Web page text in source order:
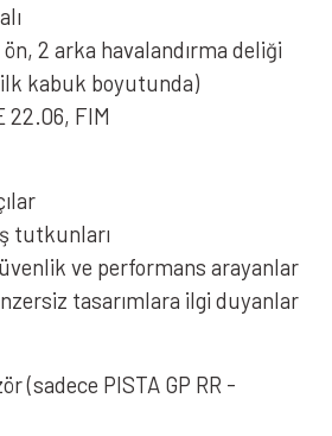
ön, 2 arka havalandırma deliği
kabuk boyutunda)
22.06, FIM
tutkunları
ve performans arayanlar
tasarımlara ilgi duyanlar
(sadece PISTA GP RR -